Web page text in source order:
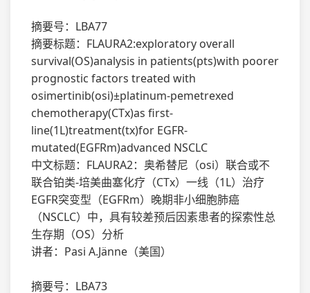
摘要号：LBA77
摘要标题：FLAURA2:exploratory overall
survival(OS)analysis in patients(pts)with poorer
prognostic factors treated with
osimertinib(osi)±platinum-pemetrexed
chemotherapy(CTx)as first-
line(1L)treatment(tx)for EGFR-
mutated(EGFRm)advanced NSCLC
中文标题：FLAURA2：奥希替尼（osi）联合或不
联合铂类-培美曲塞化疗（CTx）一线（1L）治疗
EGFR突变型（EGFRm）晚期非小细胞肺癌
（NSCLC）中，具有较差预后因素患者的探索性总
生存期（OS）分析
讲者：Pasi A.Jänne（美国）
摘要号：LBA73